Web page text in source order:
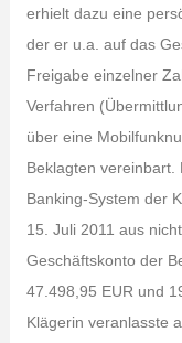
erhielt dazu eine
der er u.a. auf das
Freigabe einzelner
Verfahren
über eine
Beklagten vereinbart.
Banking-System der
15. Juli 2011 aus
Geschäftskonto der
47.498,95 EUR und
Klägerin veranlasste